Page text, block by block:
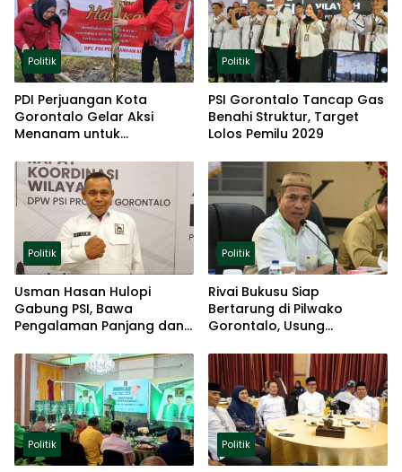
Politik
PDI Perjuangan Kota
Gorontalo Gelar Aksi
Menanam untuk
Politik
PSI Gorontalo Tancap Gas
Benahi Struktur, Target
Lolos Pemilu 2029
Politik
Usman Hasan Hulopi
Gabung PSI, Bawa
Pengalaman Panjang dan
Politik
Rivai Bukusu Siap
Bertarung di Pilwako
Gorontalo, Usung
Politik
Politik Politik